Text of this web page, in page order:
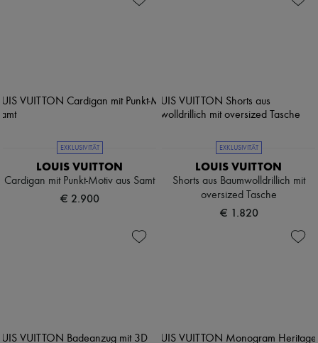
EXKLUSIVITÄT
LOUIS VUITTON
Cardigan mit Punkt-Motiv aus Samt
€ 2.900
EXKLUSIVITÄT
LOUIS VUITTON
Shorts aus Baumwolldrillich mit
oversized Tasche
€ 1.820